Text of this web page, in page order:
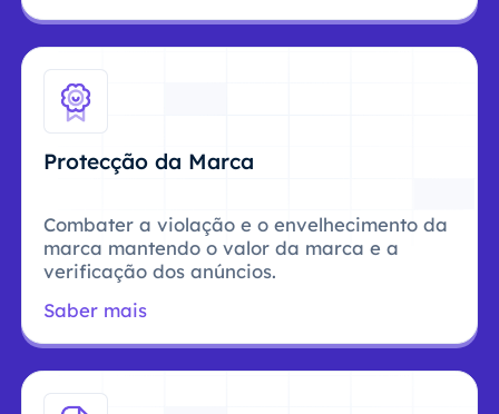
Protecção da Marca
Combater a violação e o envelhecimento da
marca mantendo o valor da marca e a
verificação dos anúncios.
Saber mais